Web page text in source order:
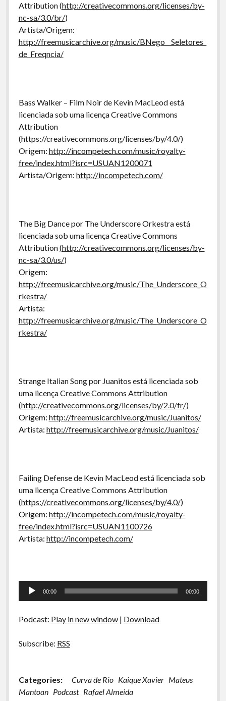
Attribution (http://creativecommons.org/licenses/by-
nc-sa/3.0/br/)
Artista/Origem:
http://freemusicarchive.org/music/BNego__Seletores_
de_Freqncia/
Bass Walker – Film Noir de Kevin MacLeod está
licenciada sob uma licença Creative Commons
Attribution
(https://creativecommons.org/licenses/by/4.0/)
Origem: http://incompetech.com/music/royalty-
free/index.html?isrc=USUAN1200071
Artista/Origem: http://incompetech.com/
The Big Dance por The Underscore Orkestra está
licenciada sob uma licença Creative Commons
Attribution(http://creativecommons.org/licenses/by-
nc-sa/3.0/us/)
Origem:
http://freemusicarchive.org/music/The_Underscore_O
rkestra/
Artista:
http://freemusicarchive.org/music/The_Underscore_O
rkestra/
Strange Italian Song por Juanitos está licenciada sob
uma licença Creative Commons Attribution
(http://creativecommons.org/licenses/by/2.0/fr/)
Origem: http://freemusicarchive.org/music/Juanitos/
Artista: http://freemusicarchive.org/music/Juanitos/
Failing Defense de Kevin MacLeod está licenciada sob
uma licença Creative Commons Attribution
(https://creativecommons.org/licenses/by/4.0/)
Origem: http://incompetech.com/music/royalty-
free/index.html?isrc=USUAN1100726
Artista: http://incompetech.com/
Tocador
00:00 00:00
Podcast: Play in new window| Download
Subscribe: RSS
Categories: Curva de Rio Kaique Xavier Mateus
Mantoan Podcast Rafael Almeida